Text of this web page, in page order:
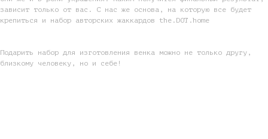
зависит только от вас. С нас же основа, на которую все будет
крепиться и набор авторских жаккардов the.DOT.home
Подарить набор для изготовления венка можно не только другу,
близкому человеку, но и себе!